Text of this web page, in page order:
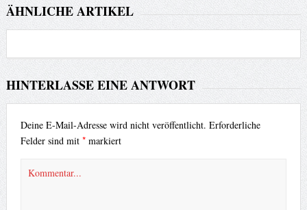
ÄHNLICHE ARTIKEL
HINTERLASSE EINE ANTWORT
Deine E-Mail-Adresse wird nicht veröffentlicht. Erforderliche
Felder sind mit *markiert